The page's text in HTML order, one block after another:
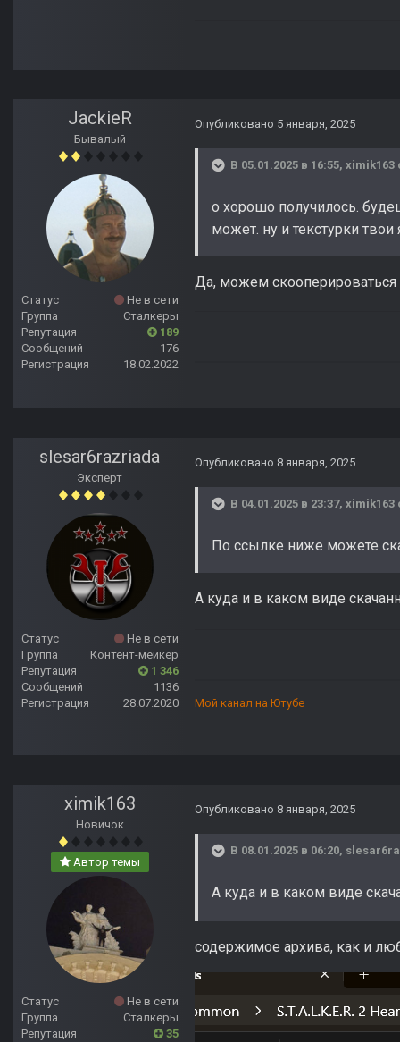
JackieR
Бывалый
Статус
Не в сети
Группа
Сталкеры
Репутация
189
Сообщений
176
Регистрация
18.02.2022
Опубликовано 5 января, 2025
В 05.01.2025 в 16:55, ximik163
о хорошо получилось.
может. ну и текстурки
Да, можем скооперироваться
slesar6razriada
Эксперт
Статус
Не в сети
Группа
Контент-мейкер
Репутация
1 346
Сообщений
1136
Регистрация
28.07.2020
Опубликовано 8 января, 2025
В 04.01.2025 в 23:37, ximik163
По ссылке ниже можете
А куда и в каком виде
Мой канал на Ютубе
ximik163
Новичок
Автор темы
Статус
Не в сети
Группа
Сталкеры
Репутация
35
Опубликовано 8 января, 2025
В 08.01.2025 в 06:20,
А куда и в каком виде
содержимое архива, как и